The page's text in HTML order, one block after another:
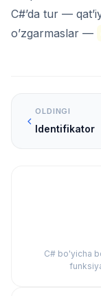
C#’da tur —
o’zgarmaslar —
OLDINGI
Identifikator
C# bo'yicha